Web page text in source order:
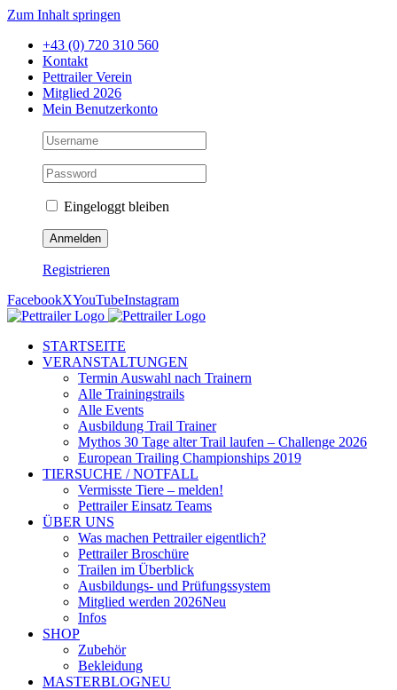
Zum Inhalt springen
+43 (0) 720 310 560
Kontakt
Pettrailer Verein
Mitglied 2026
Mein Benutzerkonto
Eingeloggt bleiben
Registrieren
FacebookXYouTubeInstagram
STARTSEITE
VERANSTALTUNGEN
Termin Auswahl nach Trainern
Alle Trainingstrails
Alle Events
Ausbildung Trail Trainer
Mythos 30 Tage alter Trail laufen – Challenge 2026
European Trailing Championships 2019
TIERSUCHE / NOTFALL
Vermisste Tiere – melden!
Pettrailer Einsatz Teams
ÜBER UNS
Was machen Pettrailer eigentlich?
Pettrailer Broschüre
Trailen im Überblick
Ausbildungs- und Prüfungssystem
Mitglied werden 2026Neu
Infos
SHOP
Zubehör
Bekleidung
MASTERBLOGNEU